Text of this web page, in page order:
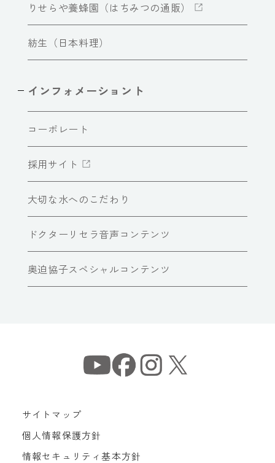
りせらや養蜂園（はちみつの通販）
紡生（日本料理）
インフォメーショント
コーポレート
採用サイト
大切な水へのこだわり
ドクターリセラ音声コンテンツ
奥迫協子スペシャルコンテンツ
サイトマップ
個人情報保護方針
情報セキュリティ基本方針